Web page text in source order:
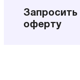
Запросить
оферту